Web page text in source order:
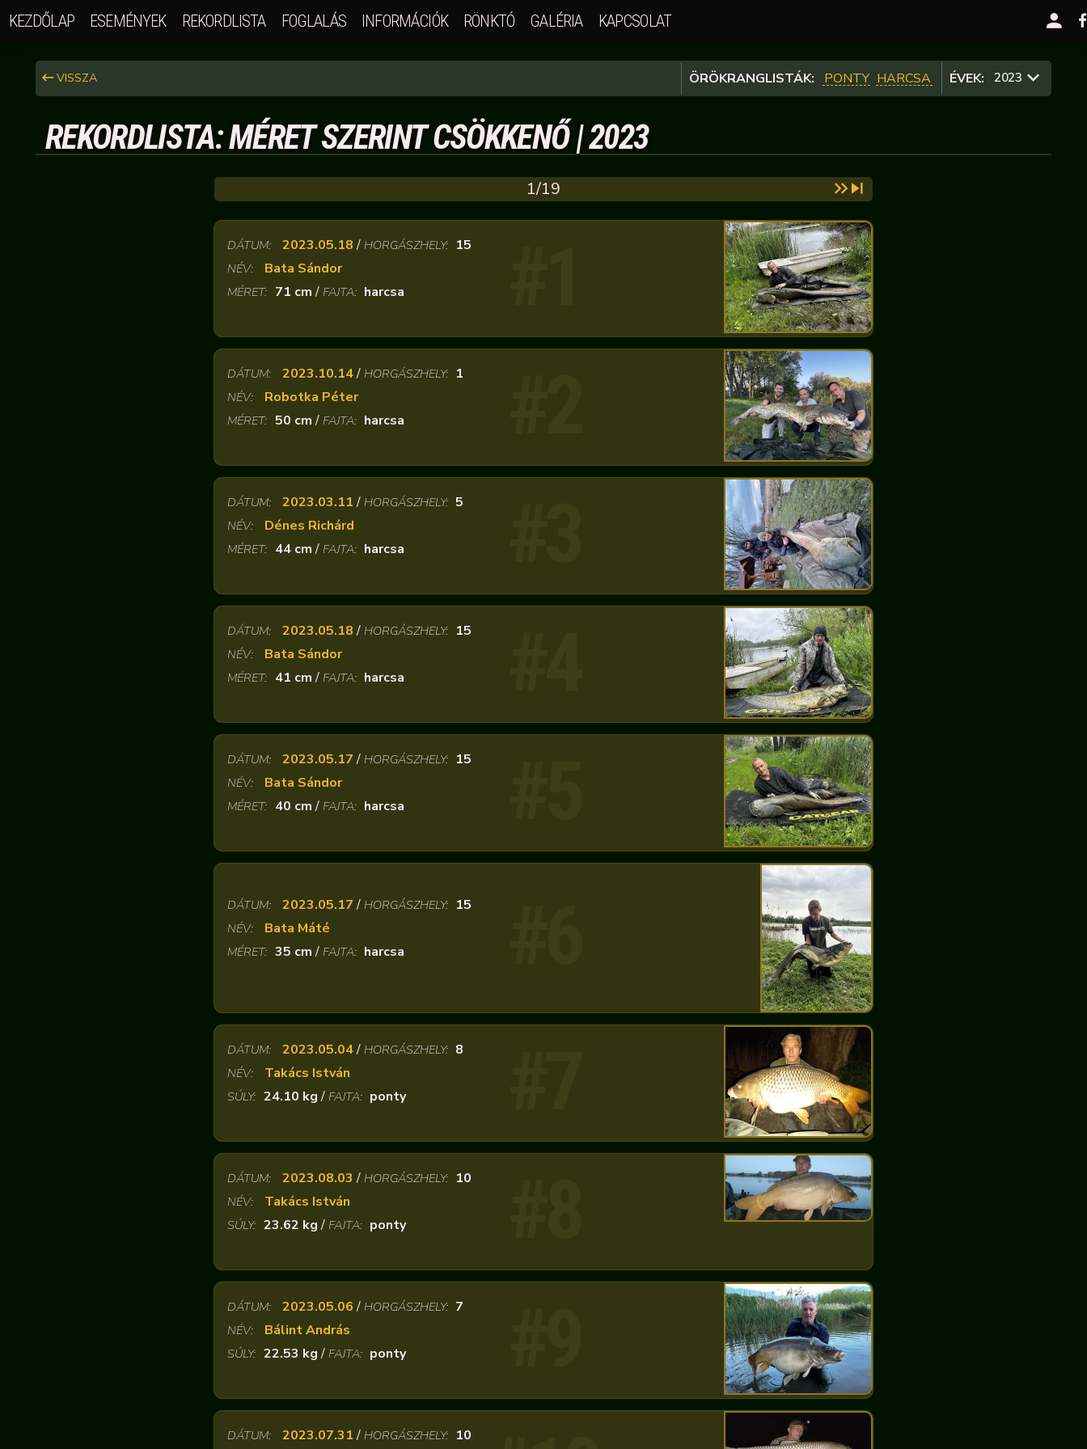
KEZDŐLAP ESEMÉNYEK REKORDLISTA FOGLALÁS INFORMÁCIÓK RÖNKTÓ GALÉRIA KAPCSOLAT
VISSZA ÖRÖKRANGLISTÁK: PONTY HARCSA ÉVEK: 2023
REKORDLISTA: MÉRET SZERINT CSÖKKENŐ | 2023
1/19
DÁTUM: 2023.05.18/ HORGÁSZHELY: 15
NÉV: Bata Sándor
MÉRET: 71 cm/ FAJTA: harcsa
DÁTUM: 2023.10.14/ HORGÁSZHELY: 1
NÉV: Robotka Péter
MÉRET: 50 cm/ FAJTA: harcsa
DÁTUM: 2023.03.11/ HORGÁSZHELY: 5
NÉV: Dénes Richárd
MÉRET: 44 cm/ FAJTA: harcsa
DÁTUM: 2023.05.18/ HORGÁSZHELY: 15
NÉV: Bata Sándor
MÉRET: 41 cm/ FAJTA: harcsa
DÁTUM: 2023.05.17/ HORGÁSZHELY: 15
NÉV: Bata Sándor
MÉRET: 40 cm/ FAJTA: harcsa
DÁTUM: 2023.05.17/ HORGÁSZHELY: 15
NÉV: Bata Máté
MÉRET: 35 cm/ FAJTA: harcsa
DÁTUM: 2023.05.04/ HORGÁSZHELY: 8
NÉV: Takács István
SÚLY: 24.10 kg/ FAJTA: ponty
DÁTUM: 2023.08.03 / HORGÁSZHELY: 10
NÉV: Takács István
SÚLY: 23.62 kg/ FAJTA: ponty
DÁTUM: 2023.05.06/ HORGÁSZHELY: 7
NÉV: Bálint András
SÚLY: 22.53 kg/ FAJTA: ponty
DÁTUM: 2023.07.31/ HORGÁSZHELY: 10